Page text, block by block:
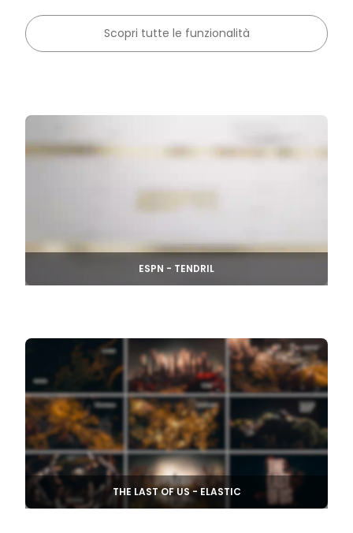
Scopri tutte le funzionalità
ESPN - TENDRIL
THE LAST OF US - ELASTIC